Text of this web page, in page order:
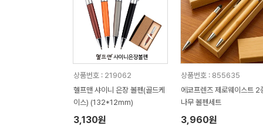
상품번호 : 219062
헬프맨 샤이니 은장 볼펜(골드케
이스) (132*12mm)
3,130원
상품번호 : 855635
에코프렌즈 제로웨이스트 2
나무 볼펜세트
3,960원